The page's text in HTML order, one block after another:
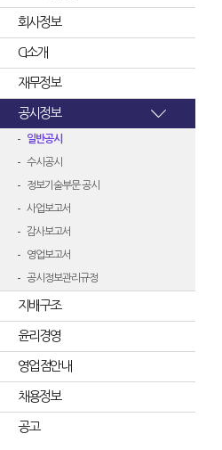
회사정보
CI소개
재무정보
공시정보
일반공시
수시공시
정보기술부문 공시
사업보고서
감사보고서
영업보고서
공시정보관리규정
지배구조
윤리경영
영업점안내
채용정보
공고